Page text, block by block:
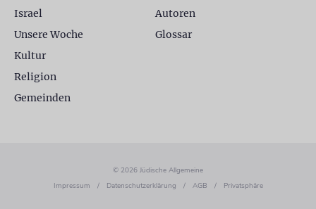
Israel
Unsere Woche
Kultur
Religion
Gemeinden
Autoren
Glossar
© 2026 Jüdische Allgemeine
Impressum
/ Datenschutzerklärung / AGB / Privatsphäre